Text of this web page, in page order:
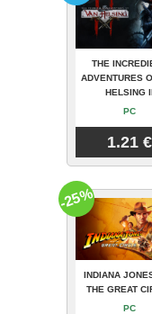
THE
ADVENTURES
HELSING II
PC
1.21 €
INDIANA
THE GREAT
PC
-25%